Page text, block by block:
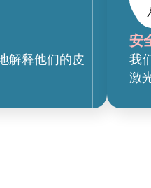
解释他们的皮
安
我
激